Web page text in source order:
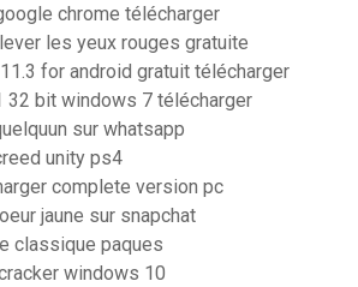
chrome télécharger
les yeux rouges gratuite
for android gratuit télécharger
32 bit windows 7 télécharger
sur whatsapp
unity ps4
complete version pc
jaune sur snapchat
classique paques
windows 10